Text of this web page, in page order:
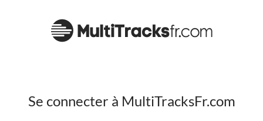
Se connecter à MultiTracksFr.com